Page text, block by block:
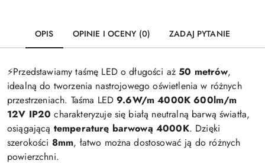
OPIS OPINIE I OCENY (0) ZADAJ PYTANIE
⚡️Przedstawiamy taśmę LED o długości aż50 metrów,
idealną do tworzenia nastrojowego oświetlenia w różnych
przestrzeniach. Taśma LED9.6W/m 4000K 600lm/m
12V IP20 charakteryzuje się białą neutralną barwą światła,
osiągającą temperaturę barwową 4000K. Dzięki
szerokości 8mm, łatwo można dostosować ją do różnych
powierzchni.